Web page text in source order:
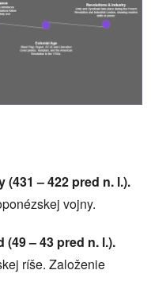
– 422 pred n. l.).
vojny.
– 43 pred n. l.).
ríše. Založenie